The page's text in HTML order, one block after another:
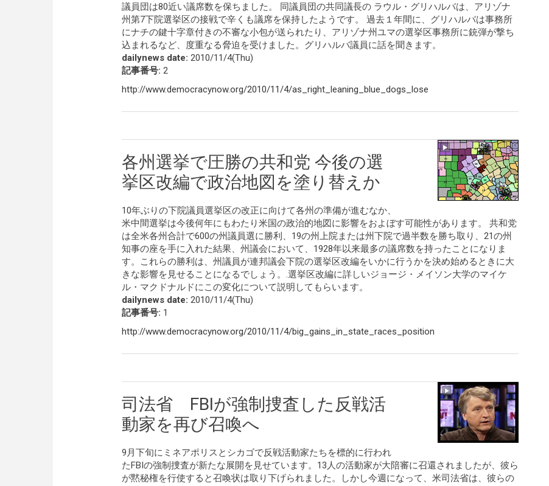
議員団は80近い議席数を保ちました。 同議員団の共同議長の ラウル・グリハルバは、アリゾナ
州第7下院選挙区の接戦で辛くも議席を保持したようです。 過去１年間に、グリハルバは事務所
にナチの鍵十字章付きの不審な小包が送られたり、アリゾナ州ユマの選挙区事務所に銃弾が撃ち
込まれるなど、度重なる脅迫を受けました。グリハルバ議員に話を聞きます。
dailynews date: 2010/11/4(Thu)
記事番号: 2
http://www.democracynow.org/2010/11/4/as_right_leaning_blue_dogs_lose
各州選挙で圧勝の共和党 今後の選
挙区改編で政治地図を塗り替えか
10年ぶりの下院議員選挙区の改正に向けて各州の準備が進むなか、
米中間選挙は今後何年にもわたり米国の政治的地図に影響をおよぼす可能性があります。 共和党
は全米各州合計で600の州議員選に勝利、19の州上院または州下院で過半数を勝ち取り、21の州
知事の座を手に入れた結果、州議会において、1928年以来最多の議席数を持ったことになりま
す。これらの勝利は、州議員が連邦議会下院の選挙区改編をいかに行うかを決め始めるときに大
きな影響を見せることになるでしょう。.選挙区改編に詳しいジョージ・メイソン大学のマイケ
ル・マクドナルドにこの変化について説明してもらいます。
dailynews date: 2010/11/4(Thu)
記事番号: 1
http://www.democracynow.org/2010/11/4/big_gains_in_state_races_position
司法省 FBIが強制捜査した反戦活
動家を再び召喚へ
9月下旬にミネアポリスとシカゴで反戦活動家たちを標的に行われ
たFBIの強制捜査が新たな展開を見せています。13人の活動家が大陪審に召還されましたが、彼ら
が黙秘権を行使すると召喚状は取り下げられました。しかし今週になって、米司法省は、彼らの